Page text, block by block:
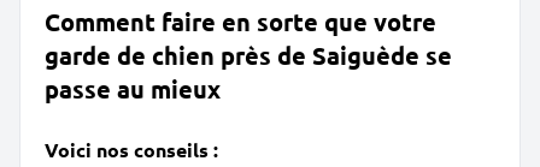
Comment faire en sorte que votre
garde de chien près de Saiguède se
passe au mieux
Voici nos conseils :